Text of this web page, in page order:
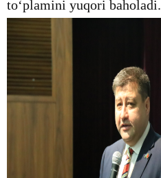
to‘plamini yuqori baholadi.